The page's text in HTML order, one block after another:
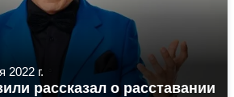
2022 г.
рассказал о расставании